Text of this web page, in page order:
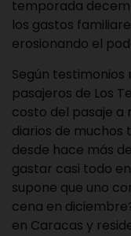
temporada
los gastos
erosionando el
Según
pasajeros de Los
costo del pasaje a
diarios de muchos
desde hace más
gastar casi todo
supone que uno
cena en
en Caracas y